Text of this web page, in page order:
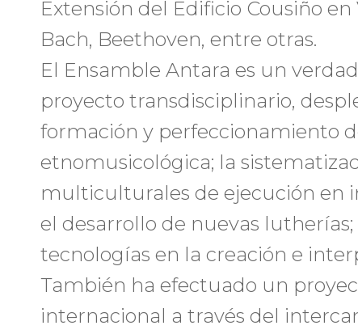
Extensión del Edificio Cousiño
Bach, Beethoven, entre otras.
El Ensamble Antara es un
proyecto transdisciplinario,
formación y perfeccionamiento
etnomusicológica; la
multiculturales de ejecución en
el desarrollo de nuevas lutherías;
tecnologías en la creación e
También ha efectuado un
internacional a través del